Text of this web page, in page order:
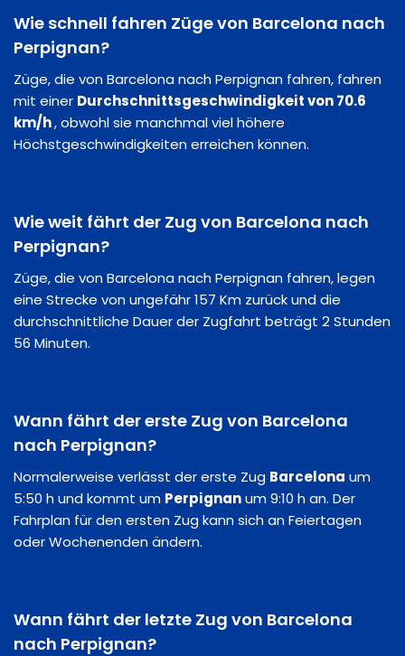
Wie schnell fahren Züge von Barcelona nach
Perpignan?
Züge, die von Barcelona nach Perpignan fahren, fahren
mit einer Durchschnittsgeschwindigkeit von 70.6
km/h, obwohl sie manchmal viel höhere
Höchstgeschwindigkeiten erreichen können.
Wie weit fährt der Zug von Barcelona nach
Perpignan?
Züge, die von Barcelona nach Perpignan fahren, legen
eine Strecke von ungefähr 157 Km zurück und die
durchschnittliche Dauer der Zugfahrt beträgt 2 Stunden
56 Minuten.
Wann fährt der erste Zug von Barcelona
nach Perpignan?
Normalerweise verlässt der erste Zug Barcelona um
5:50 h und kommt um Perpignanum 9:10 h an. Der
Fahrplan für den ersten Zug kann sich an Feiertagen
oder Wochenenden ändern.
Wann fährt der letzte Zug von Barcelona
nach Perpignan?